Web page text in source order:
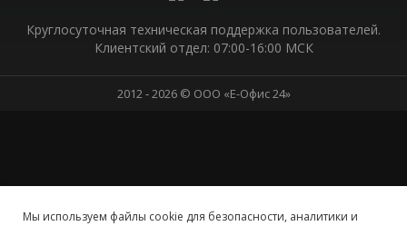
Мы используем файлы cookie для безопасности, аналитики и
Круглосуточная техническая поддержка пользователей.
Клиентский отдел: 07:00-16:00 МСК
2012 ‒ 2026 © ООО «Е-Офис 24»